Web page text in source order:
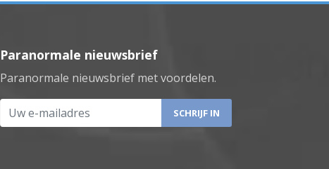
Paranormale nieuwsbrief
Paranormale nieuwsbrief met voordelen.
Uw e-mailadres